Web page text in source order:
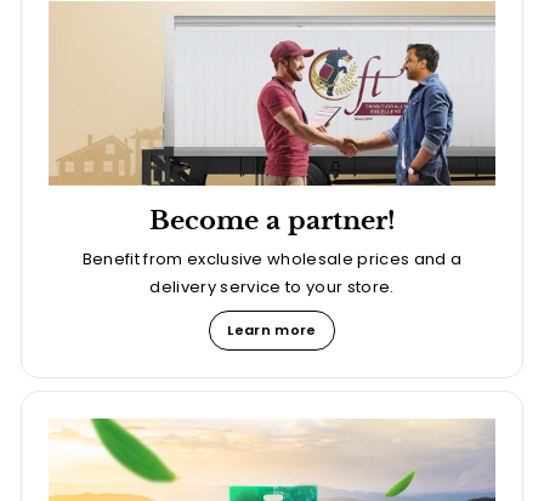
Become a partner!
Benefit from exclusive wholesale prices and a
delivery service to your store.
Learn more